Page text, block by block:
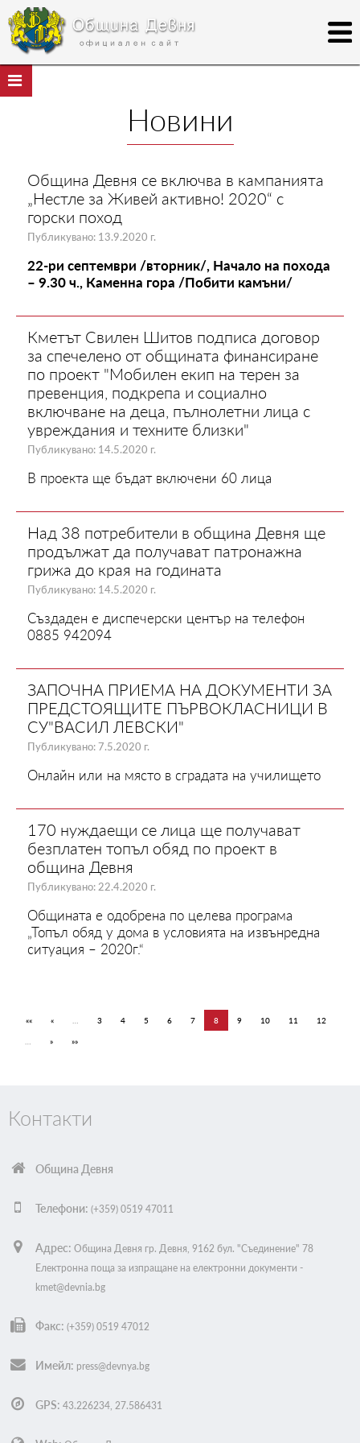
Новини
Община Девня се включва в кампанията
„Нестле за Живей активно! 2020“ с
горски поход
Публикувано: 13.9.2020 г.
22-ри септември /вторник/, Начало на похода
– 9.30 ч., Каменна гора /Побити камъни/
Кметът Свилен Шитов подписа договор
за спечелено от общината финансиране
по проект "Мобилен екип на терен за
превенция, подкрепа и социално
включване на деца, пълнолетни лица с
увреждания и техните близки"
Публикувано: 14.5.2020 г.
В проекта ще бъдат включени 60 лица
Над 38 потребители в община Девня ще
продължат да получават патронажна
грижа до края на годината
Публикувано: 14.5.2020 г.
Създаден е диспечерски център на телефон
0885 942094
ЗАПОЧНА ПРИЕМА НА ДОКУМЕНТИ ЗА
ПРЕДСТОЯЩИТЕ ПЪРВОКЛАСНИЦИ В
СУ"ВАСИЛ ЛЕВСКИ"
Публикувано: 7.5.2020 г.
Онлайн или на място в сградата на училището
170 нуждаещи се лица ще получават
безплатен топъл обяд по проект в
община Девня
Публикувано: 22.4.2020 г.
Общината е одобрена по целева програма
„Топъл обяд у дома в условията на извънредна
ситуация – 2020г.“
«« « 3 4 5 6 7 8 9 10 11 12
» »»
Контакти
Община Девня
Телефони: (+359) 0519 47011
Адрес: Oбщина Девня гр. Девня, 9162 бул. "Съединение" 78
Електронна поща за изпращане на електронни документи -
kmet@devnia.bg
Факс: (+359) 0519 47012
Имейл: press@devnya.bg
GPS: 43.226234, 27.586431